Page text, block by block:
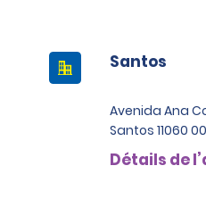
Santos
Avenida Ana
Santos 11060
Détails de